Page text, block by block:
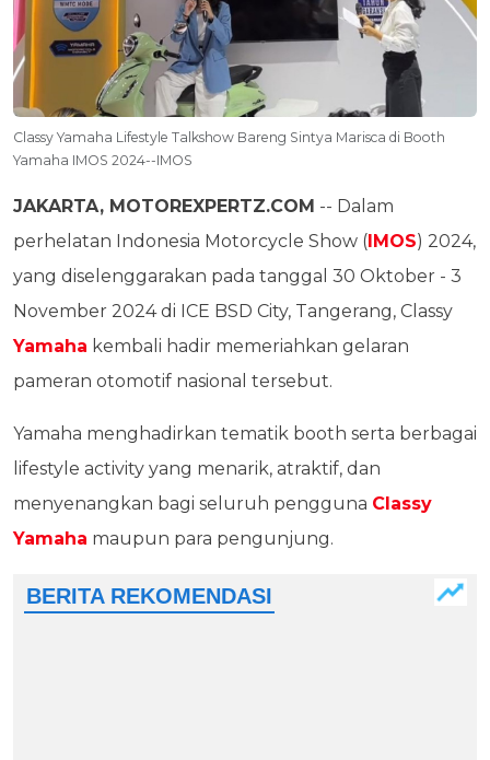
Classy Yamaha Lifestyle Talkshow Bareng Sintya Marisca di Booth
Yamaha IMOS 2024--IMOS
JAKARTA, MOTOREXPERTZ.COM -- Dalam
perhelatan Indonesia Motorcycle Show (IMOS) 2024,
yang diselenggarakan pada tanggal 30 Oktober - 3
November 2024 di ICE BSD City, Tangerang, Classy
Yamaha kembali hadir memeriahkan gelaran
pameran otomotif nasional tersebut.
Yamaha menghadirkan tematik booth serta berbagai
lifestyle activity yang menarik, atraktif, dan
menyenangkan bagi seluruh pengguna Classy
Yamaha maupun para pengunjung.